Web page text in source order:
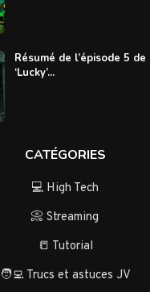
Résumé de l’épisode 5
‘Lucky’...
CATÉGORIES
💻 High Tech
📀 Streaming
📒 Tutorial
🧑‍💻 Trucs et astuces JV